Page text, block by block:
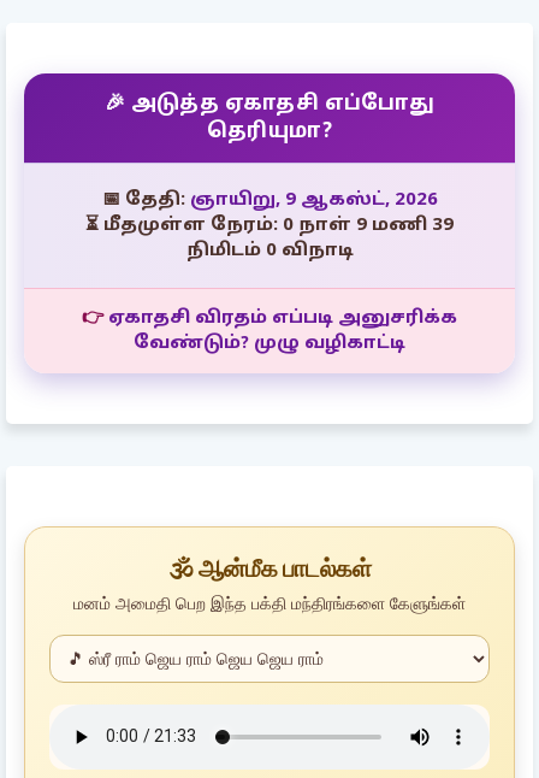
🎉 அடுத்த ஏகாதசி எப்போது
தெரியுமா?
📅 தேதி: ஞாயிறு, 9 ஆகஸ்ட், 2026
⏳ மீதமுள்ள நேரம்: 0 நாள் 9 மணி 38
நிமிடம் 58 விநாடி
👉 ஏகாதசி விரதம் எப்படி அனுசரிக்க
வேண்டும்? முழு வழிகாட்டி
🕉️ ஆன்மீக பாடல்கள்
மனம் அமைதி பெற இந்த பக்தி மந்திரங்களை கேளுங்கள்